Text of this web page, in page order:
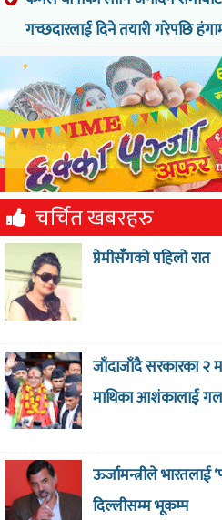
गच्छदारलाई दिने तयारी गरेपछि
चर्चित खबरहरु
प्रेमीसँगको पहिलो रात
जाँदाजाँदै सरकारका २
माथिका आशंकालाई
ऊर्जामन्त्रीले भारतलाई
दिल्लीसम्म भूकम्प